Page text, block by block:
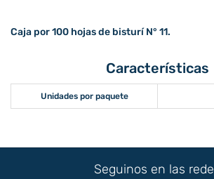
Caja por 100 hojas de bisturí N° 11.
Características
Unidades por paquete
Seguinos en las